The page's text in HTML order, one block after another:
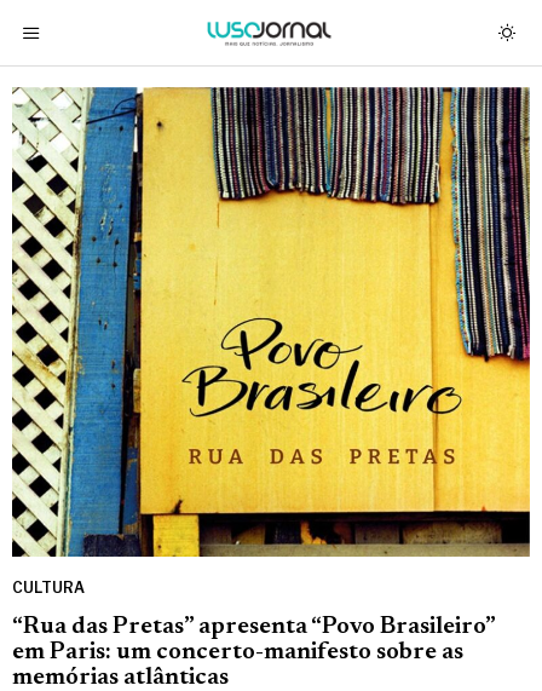
CULTURA
“Rua das Pretas” apresenta “Povo Brasileiro”
em Paris: um concerto-manifesto sobre as
memórias atlânticas